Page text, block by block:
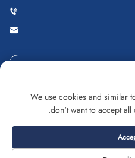
للتجارة المحدودة. جميع
الخصوصية
We use cookies and similar
don't want to accept all